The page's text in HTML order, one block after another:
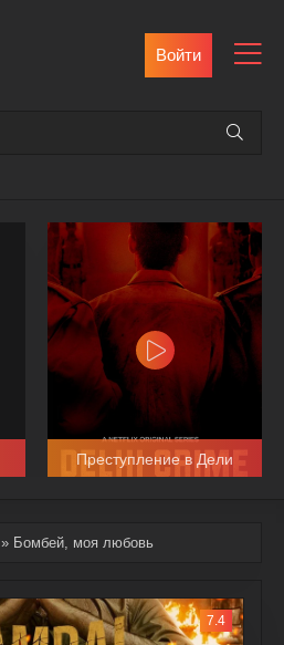
Войти
Преступление в Дели
» Бомбей, моя любовь
7.4